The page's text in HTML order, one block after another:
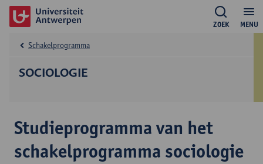
MENU
ZOEK
SOCIOLOGIE
Schakelprogramma
Studieprogramma van het
schakelprogramma sociologie